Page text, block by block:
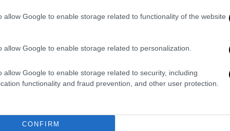
allow Google to enable storage related to functionality of the website
allow Google to enable storage related to personalization.
allow Google to enable storage related to security, including
functionality and fraud prevention, and other user protection.
CONFIRM
MEGA: Η ανακοίνωση για τη σειρά
που αντικαθιστά το «Πάμε Δανάη»
- Νέο ξεκίνημα για την Μπάρκα
προχωρήσει σε δημόσια τοποθέτηση
για την απόφαση διακοπής της